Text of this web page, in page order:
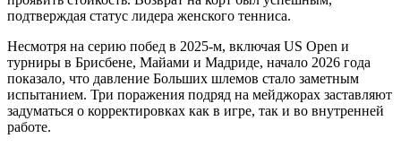
подтверждая статус лидера женского тенниса.
Несмотря на серию побед в 2025-м, включая US Open и
турниры в Брисбене, Майами и Мадриде, начало 2026 года
показало, что давление Больших шлемов стало заметным
испытанием. Три поражения подряд на мейджорах заставляют
задуматься о корректировках как в игре, так и во внутренней
работе.